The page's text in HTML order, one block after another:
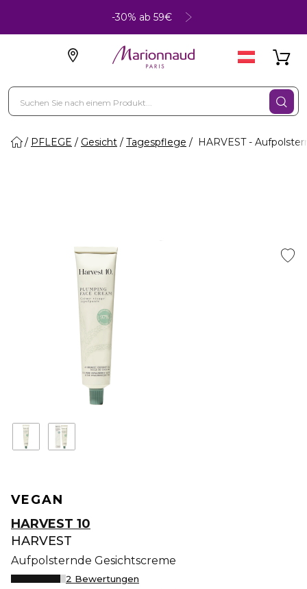
-30% ab 59€
PFLEGE Gesicht Tagespflege HARVEST -
VEGAN
HARVEST 10
HARVEST
Aufpolsternde Gesichtscreme
2 Bewertungen